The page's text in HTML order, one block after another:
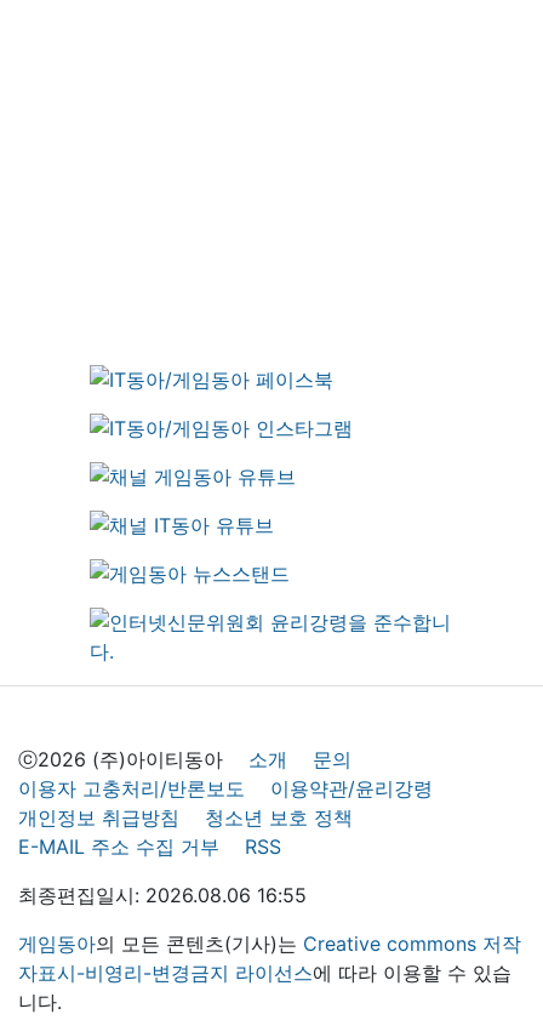
ⓒ2026 (주)아이티동아 소개
문의
이용자 고충처리/반론보도
이용약관/윤리강령
개인정보 취급방침
청소년 보호 정책
E-MAIL 주소 수집 거부
RSS
최종편집일시: 2026.08.06 16:55
게임동아의 모든 콘텐츠(기사)는 Creative commons 저작
자표시-비영리-변경금지 라이선스에 따라 이용할 수 있습
니다.